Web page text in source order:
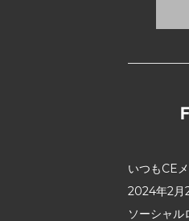
いつもCE
2024年2月
ソーシャ